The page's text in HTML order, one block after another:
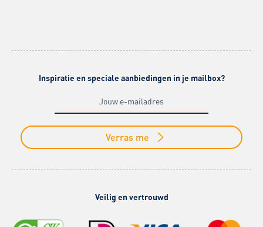
Inspiratie en speciale aanbiedingen in je mailbox?
Verras me
Veilig en vertrouwd